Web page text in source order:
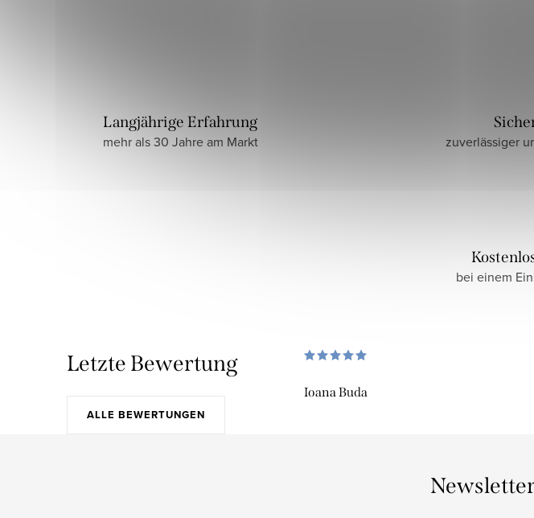
Langjährige Erfahrung
mehr als 30 Jahre am Markt zuverlässiger
bei einem
Letzte Bewertung
ALLE BEWERTUNGEN
Ioana Buda